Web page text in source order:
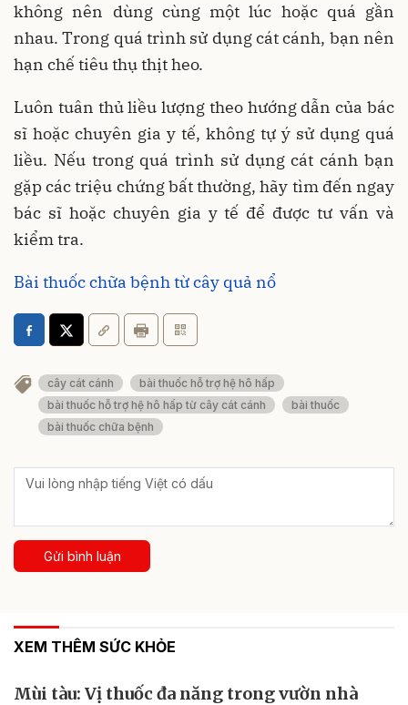
không nên dùng cùng một lúc hoặc quá gần
nhau. Trong quá trình sử dụng cát cánh, bạn nên
hạn chế tiêu thụ thịt heo.
Luôn tuân thủ liều lượng theo hướng dẫn của bác
sĩ hoặc chuyên gia y tế, không tự ý sử dụng quá
liều. Nếu trong quá trình sử dụng cát cánh bạn
gặp các triệu chứng bất thường, hãy tìm đến ngay
bác sĩ hoặc chuyên gia y tế để được tư vấn và
kiểm tra.
Bài thuốc chữa bệnh từ cây quả nổ
cây cát cánh
bài thuốc hỗ trợ hệ hô hấp
bài thuốc hỗ trợ hệ hô hấp từ cây cát cánh
bài thuốc
bài thuốc chữa bệnh
Gửi bình luận
XEM THÊM SỨC KHỎE
Mùi tàu: Vị thuốc đa năng trong vườn nhà